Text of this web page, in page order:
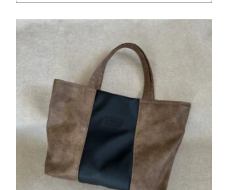
Ten produkt ma wiele wariantów. Opcje można